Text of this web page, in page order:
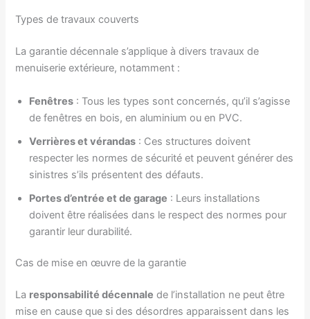
Types de travaux couverts
La garantie décennale s’applique à divers travaux de
menuiserie extérieure, notamment :
Fenêtres : Tous les types sont concernés, qu’il s’agisse
de fenêtres en bois, en aluminium ou en PVC.
Verrières et vérandas : Ces structures doivent
respecter les normes de sécurité et peuvent générer des
sinistres s’ils présentent des défauts.
Portes d’entrée et de garage : Leurs installations
doivent être réalisées dans le respect des normes pour
garantir leur durabilité.
Cas de mise en œuvre de la garantie
La responsabilité décennale de l’installation ne peut être
mise en cause que si des désordres apparaissent dans les